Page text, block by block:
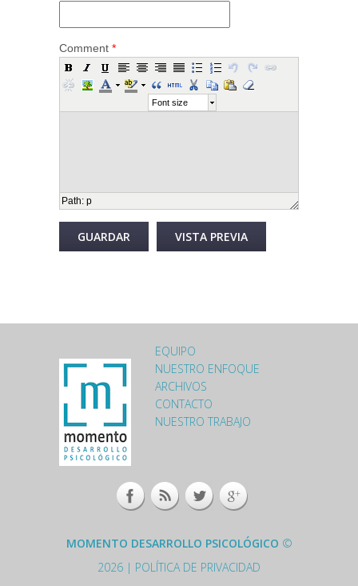
Comment *
Font size
Path: p
Desactivar texto enriquecido
se convierten en enlaces automáticamente.
LOGO-MOMENTO-
FOOTER.PNG
EQUIPO
NUESTRO ENFOQUE
ARCHIVOS
CONTACTO
NUESTRO TRABAJO
MOMENTO DESARROLLO PSICOLÓGICO ©
2026 | POLÍTICA DE PRIVACIDAD